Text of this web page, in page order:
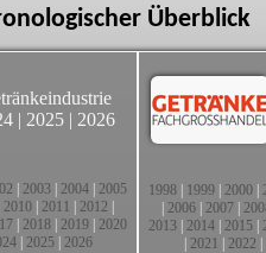
Überblick
| 2025 | 2026
2003 2004 2005
2010 2011 2012
2018 2019 2020
| 2025| 2026
1998 1999 2000
2006 2007
2013 2014 2015
2021 2022